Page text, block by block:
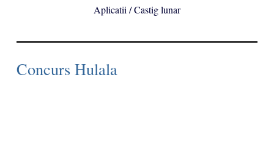
Aplicatii / Castig lunar
Concurs Hulala